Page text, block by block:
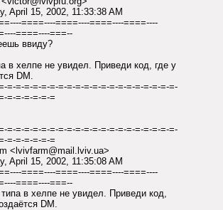
April 15, 2002, 11:33:38 AM
====----====----====----====----
====----===--
ввиду?
в хелпе не увидел. Приведи код, где у
DM.
=-=-=-=-=-=-=-=-=-=-=-=-=-=-=-=-=-=-=-=-
=-=-=-=-=-=
=-=-=-=-=-=-=-=-=-=-=-=-=-=-=-=-=-=-=-=-
=-=-=-=-=-=
<lvivfarm@mail.lviv.ua>
April 15, 2002, 11:35:08 AM
====----====----====----====----
====----===--
в хелпе не увидел. Приведи код,
DM.